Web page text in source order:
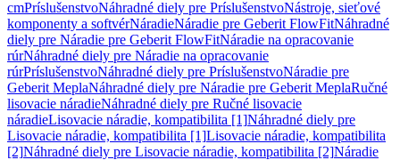
cmPríslušenstvoNáhradné diely pre PríslušenstvoNástroje, sieťové
komponenty a softvérNáradieNáradie pre Geberit FlowFitNáhradné
diely pre Náradie pre Geberit FlowFitNáradie na opracovanie
rúrNáhradné diely pre Náradie na opracovanie
rúrPríslušenstvoNáhradné diely pre PríslušenstvoNáradie pre
Geberit MeplaNáhradné diely pre Náradie pre Geberit MeplaRučné
lisovacie náradieNáhradné diely pre Ručné lisovacie
náradieLisovacie náradie, kompatibilita [1]Náhradné diely pre
Lisovacie náradie, kompatibilita [1]Lisovacie náradie, kompatibilita
[2]Náhradné diely pre Lisovacie náradie, kompatibilita [2]Náradie